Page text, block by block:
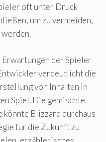
oft unter Druck
um zu vermeiden,
der Spieler
verdeutlicht die
von Inhalten in
Spiel. Die gemischte
könnte Blizzard durchaus
für die Zukunft zu